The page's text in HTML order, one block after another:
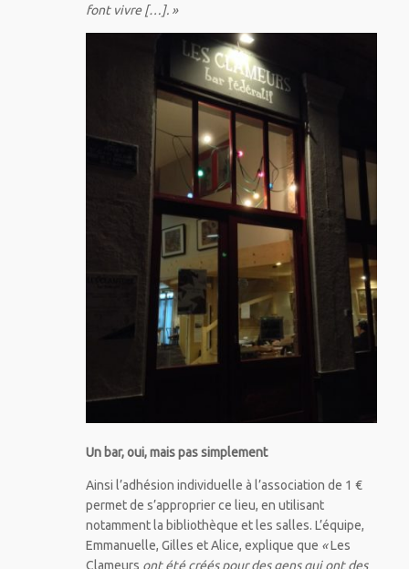
font vivre […]. »
Un bar, oui, mais pas simplement
Ainsi l’adhésion individuelle à l’association de 1 €
permet de s’approprier ce lieu, en utilisant
notamment la bibliothèque et les salles. L’équipe,
Emmanuelle, Gilles et Alice, explique que «Les
Clameurs ont été créés pour des gens qui ont des